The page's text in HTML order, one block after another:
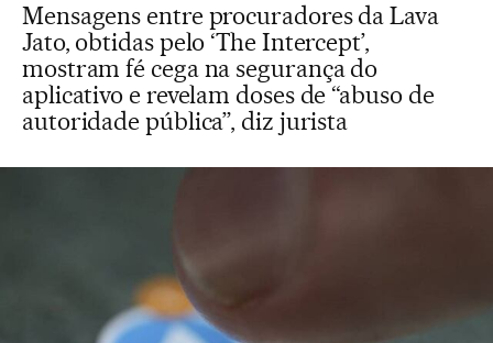
Mensagens entre procuradores da Lava
Jato, obtidas pelo ‘The Intercept’,
mostram fé cega na segurança do
aplicativo e revelam doses de “abuso de
autoridade pública”, diz jurista